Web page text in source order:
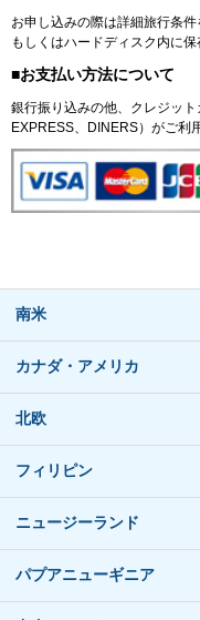
お申し込みの際は詳細旅行条
もしくはハードディスク内に
■お支払い方法について
銀行振り込みの他、クレジッ
EXPRESS、DINERS）がご利
南米
カナダ・アメリカ
北欧
フィリピン
ニュージーランド
パプアニューギニア